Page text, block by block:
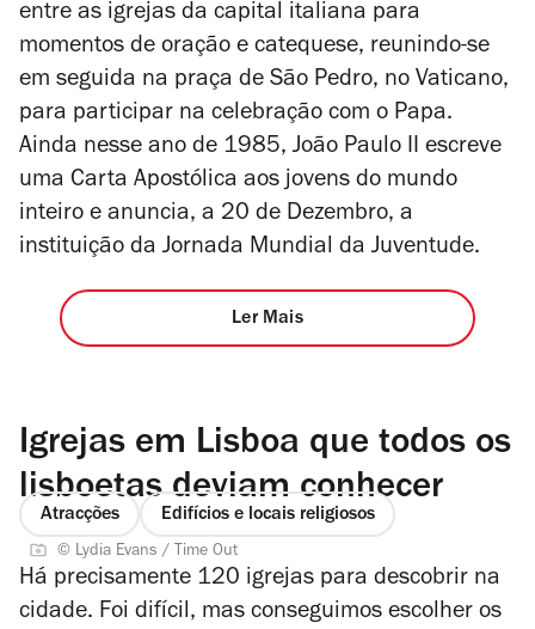
entre as igrejas da capital italiana para
momentos de oração e catequese, reunindo-se
em seguida na praça de São Pedro, no Vaticano,
para participar na celebração com o Papa.
Ainda nesse ano de 1985, João Paulo II escreve
uma Carta Apostólica aos jovens do mundo
inteiro e anuncia, a 20 de Dezembro, a
instituição da Jornada Mundial da Juventude.
Ler Mais
Igrejas em Lisboa que todos os
lisboetas deviam conhecer
Atracções Edifícios e locais religiosos
© Lydia Evans / Time Out
Há precisamente 120 igrejas para descobrir na
cidade. Foi difícil, mas conseguimos escolher os